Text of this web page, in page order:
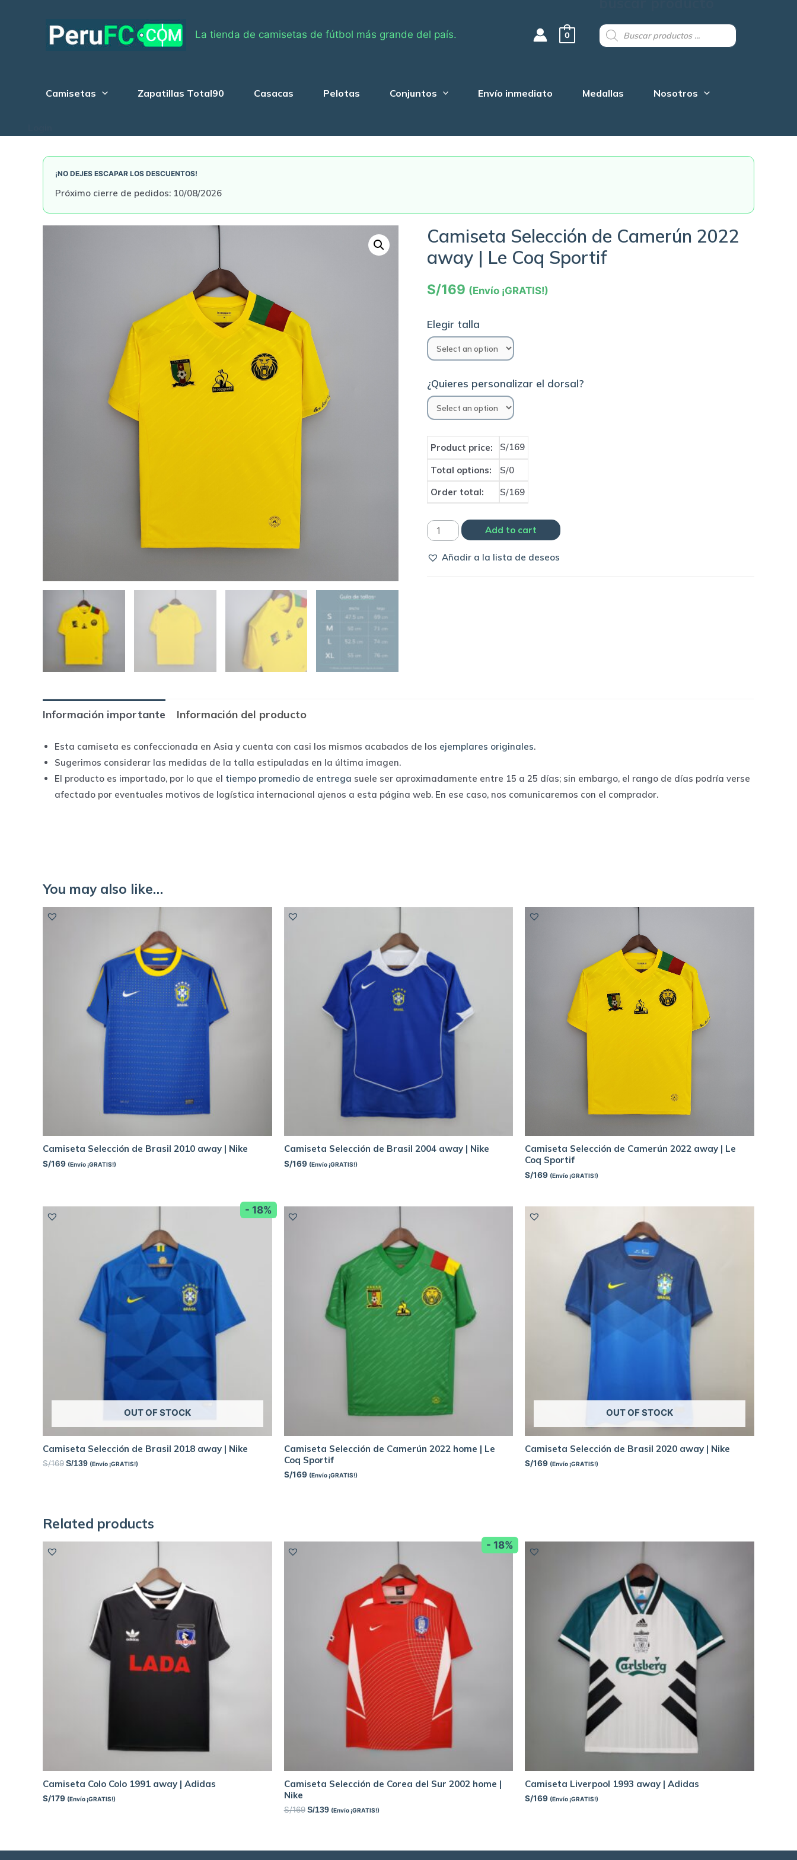
La tienda de camisetas de fútbol más grande del país. 0
Products
search
Camisetas Zapatillas Total90 Casacas Pelotas Conjuntos Envío inmediato Medallas Nosotros
¡NO DEJES ESCAPAR LOS DESCUENTOS!
Próximo cierre de pedidos: 10/08/2026
Camiseta Selección de Camerún 2022
away | Le Coq Sportif
S/169 (Envío ¡GRATIS!)
Elegir talla
¿Quieres personalizar el dorsal?
Product price: S/169
Total options:
S/0
Order total:
S/169
Camiseta
de
Add to cart
Añadir a la lista de deseos
Información importante Información del producto
Esta camiseta es confeccionada en Asia y cuenta con casi los mismos acabados de los ejemplares originales.
Sugerimos considerar las medidas de la talla estipuladas en la última imagen.
El producto es importado, por lo que el tiempo promedio de entrega suele ser aproximadamente entre 15 a 25 días; sin embargo, el rango de días podría verse
afectado por eventuales motivos de logística internacional ajenos a esta página web. En ese caso, nos comunicaremos con el comprador.
You may also like…
Camiseta Selección de Brasil 2010 away | Nike
S/169 (Envío ¡GRATIS!)
Camiseta Selección de Brasil 2004 away | Nike
S/169 (Envío ¡GRATIS!)
Camiseta Selección de Camerún 2022 away | Le
Coq Sportif
S/169 (Envío ¡GRATIS!)
- 18%
OUT OF STOCK
Camiseta Selección de Brasil 2018 away | Nike
S/169 S/139 (Envío ¡GRATIS!)
Camiseta Selección de Camerún 2022 home | Le
Coq Sportif
S/169 (Envío ¡GRATIS!)
OUT OF STOCK
Camiseta Selección de Brasil 2020 away | Nike
S/169 (Envío ¡GRATIS!)
Related products
Camiseta Colo Colo 1991 away | Adidas
S/179 (Envío ¡GRATIS!)
- 18%
Camiseta Selección de Corea del Sur 2002 home |
Nike
S/169 S/139 (Envío ¡GRATIS!)
Camiseta Liverpool 1993 away | Adidas
S/169 (Envío ¡GRATIS!)